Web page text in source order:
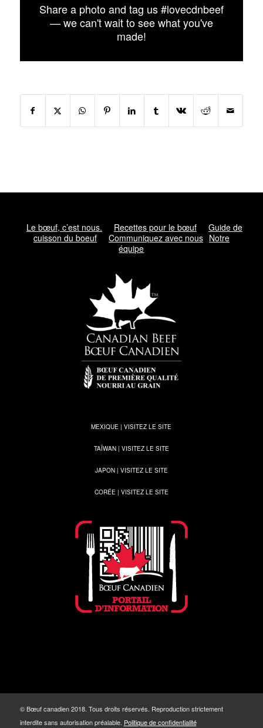
Share a photo and tag us #lovecdnbeef
— we can't wait to see what you've
made!
Le bœuf, c’est nous. Recettes pour le bœuf
Guide de
cuisson du boeuf
Communiquez avec nous Notre
équipe
MEXIQUE | VISITEZ LE SITE
TAÏWAN | VISITEZ LE SITE
JAPON | VISITEZ LE SITE
CORÉE | VISITEZ LE SITE
© Bœuf canadien 2018. Tous droits réservés. Reproduction strictement
interdite sans autorisation préalable. Politique de confidentialité